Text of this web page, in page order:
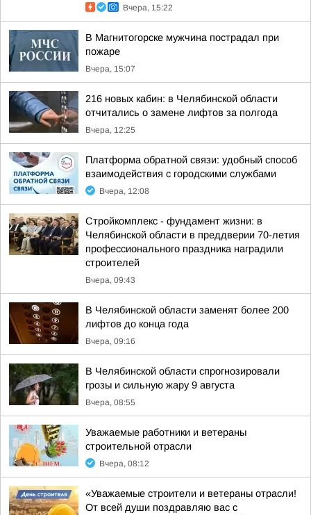
Вчера, 15:22
В Магнитогорске мужчина пострадал при
пожаре
Вчера, 15:07
216 новых кабин: в Челябинской области
отчитались о замене лифтов за полгода
Вчера, 12:25
Платформа обратной связи: удобный способ
взаимодействия с городскими службами
Вчера, 12:08
Стройкомплекс - фундамент жизни: в
Челябинской области в преддверии 70-летия
профессионального праздника наградили
строителей
Вчера, 09:43
В Челябинской области заменят более 200
лифтов до конца года
Вчера, 09:16
В Челябинской области спрогнозировали
грозы и сильную жару 9 августа
Вчера, 08:55
Уважаемые работники и ветераны
строительной отрасли
Вчера, 08:12
«Уважаемые строители и ветераны отрасли!
От всей души поздравляю вас с